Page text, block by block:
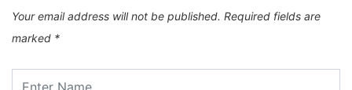
Your email address will not be published. Required fields are
marked *